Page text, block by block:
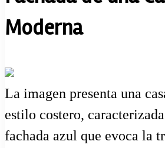
Moderna
La imagen presenta una
estilo costero,
fachada azul que evoca la